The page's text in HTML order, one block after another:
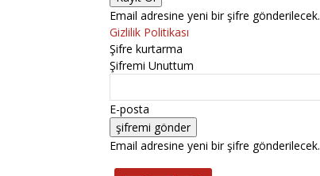
Email adresine yeni bir şifre gönderilecek.
Gizlilik Politikası
Şifre kurtarma
Şifremi Unuttum
E-posta
Email adresine yeni bir şifre gönderilecek.